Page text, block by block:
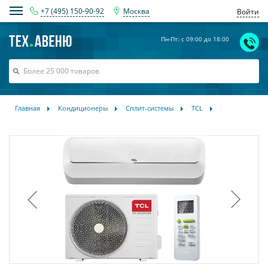
+7 (495) 150-90-92 Москва Войти
Пн-Пт: с 09:00 до 18:00
Главная Кондиционеры Сплит-системы TCL